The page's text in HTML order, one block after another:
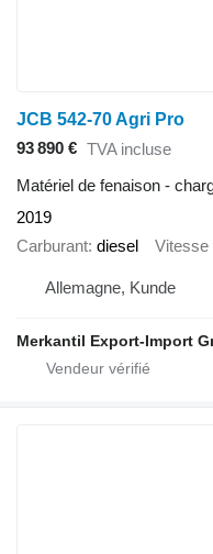
JCB 542-70 Agri Pro
93 890 € TVA incluse
Matériel de fenaison -
2019
Carburant diesel Vitesse
Allemagne, Kunde
Merkantil Export-Import